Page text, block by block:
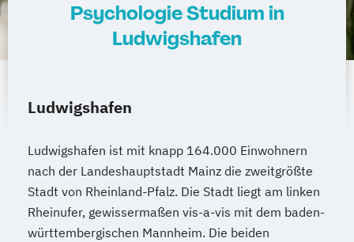
Psychologie Studium in
Ludwigshafen
Ludwigshafen
Ludwigshafen ist mit knapp 164.000 Einwohnern
nach der Landeshauptstadt Mainz die zweitgrößte
Stadt von Rheinland-Pfalz. Die Stadt liegt am linken
Rheinufer, gewissermaßen vis-a-vis mit dem baden-
württembergischen Mannheim. Die beiden